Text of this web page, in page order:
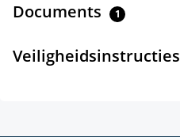
Documents 1
Veiligheidsinstructies